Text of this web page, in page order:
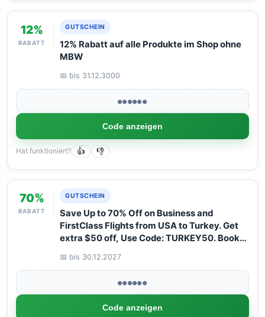
12%
RABATT
GUTSCHEIN
12% Rabatt auf alle Produkte im Shop ohne
MBW
📅 bis 31.12.3000
●●●●●●
Code anzeigen
Hat funktioniert? 👍 👎
70%
RABATT
GUTSCHEIN
Save Up to 70% Off on Business and
FirstClass Flights from USA to Turkey. Get
extra $50 off, Use Code: TURKEY50. Book
📅 bis 30.12.2027
●●●●●●
Code anzeigen